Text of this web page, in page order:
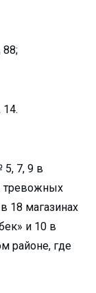
88;
7, 9 в
тревожных
18 магазинах
и 10 в
районе, где